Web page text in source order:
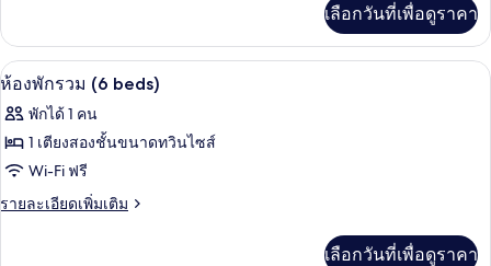
(4
beds)
เกี่ยว
กับ
ห้อง
รวม
(4
เลือกวันที่เพื่อดูราคา
เปิด
ภาพถ่าย
ทั้งหมด
ของ
ห้อง
3
ห้องพักรวม (6 beds)
พักได้ 1 คน
1 เตียงสองชั้นขนาดทวินไซส์
Wi-Fi ฟรี
รายละเอียดเพิ่มเติม
ราย
เลือกวันที่เพื่อดูราคา